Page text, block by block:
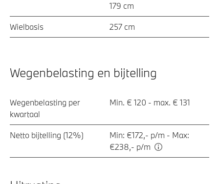
179 cm
Wielbasis 257 cm
Wegenbelasting en bijtelling
Wegenbelasting per
kwartaal
Min. € 120 - max. € 131
Netto bijtelling (12%)
Min: €172,- p/m - Max:
€238,- p/m